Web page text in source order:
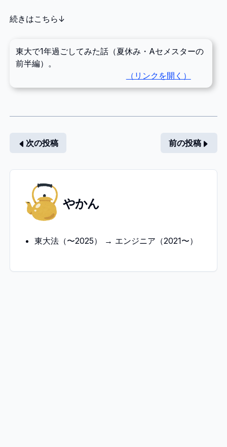
続きはこちら↓
東大で1年過ごしてみた話（夏休み・Aセメスターの
前半編）。
次の投稿 前の投稿
か
やかん
東大法（〜2025） → エンジニア（2021〜）